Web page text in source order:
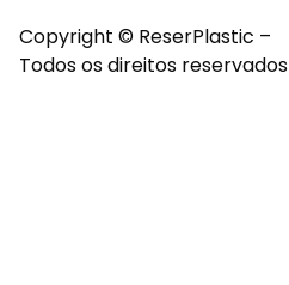
Copyright © ReserPlastic –
Todos os direitos reservados